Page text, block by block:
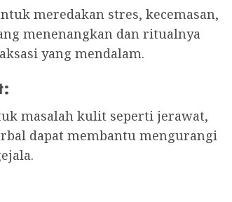
meredakan stres, kecemasan,
menenangkan dan ritualnya
yang mendalam.
:
masalah kulit seperti jerawat,
dapat membantu mengurangi